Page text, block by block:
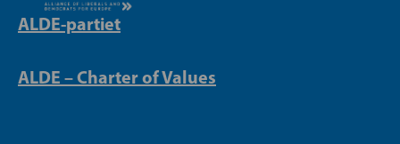
ALDE-partiet
ALDE – Charter of Values